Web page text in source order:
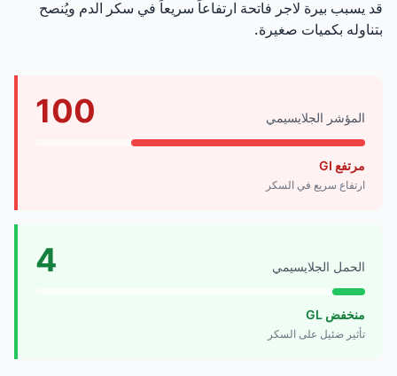
قد يسبب بيرة لاجر فاتحة ارتفاعاً سريعاً في سكر الدم ويُنصح
بتناوله بكميات صغيرة.
المؤشر الجلايسيمي 100
مرتفع GI
ارتفاع سريع في السكر
الحمل الجلايسيمي 4
منخفض GL
تأثير ضئيل على السكر